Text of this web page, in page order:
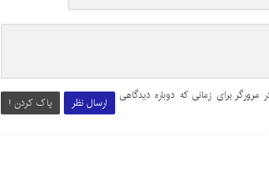
ارسال نظر پاک کردن !
برای زمانی که دوباره دیدگاهی